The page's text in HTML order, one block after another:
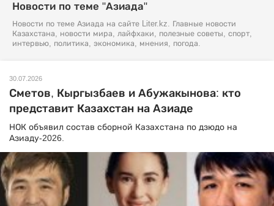
Новости по теме "Азиада"
Новости по теме Азиада на сайте Liter.kz. Главные новости
Казахстана, новости мира, лайфхаки, полезные советы, спорт,
интервью, политика, экономика, мнения, погода.
30.07.2026
Сметов, Кыргызбаев и Абужакынова: кто
представит Казахстан на Азиаде
НОК объявил состав сборной Казахстана по дзюдо на
Азиаду-2026.